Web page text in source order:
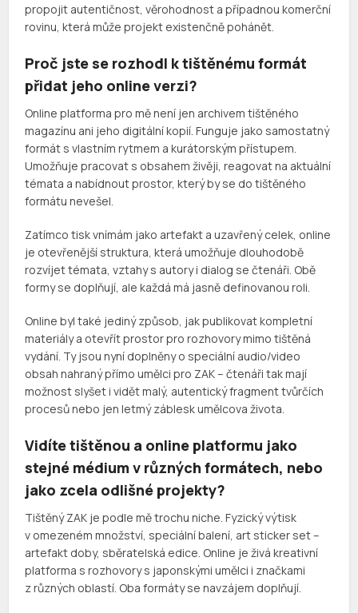
propojit autentičnost, věrohodnost a případnou komerční
rovinu, která může projekt existenčně pohánět.
Proč jste se rozhodl k tištěnému formát
přidat jeho online verzi?
Online platforma pro mě není jen archivem tištěného
magazínu ani jeho digitální kopií. Funguje jako samostatný
formát s vlastním rytmem a kurátorským přístupem.
Umožňuje pracovat s obsahem živěji, reagovat na aktuální
témata a nabídnout prostor, který by se do tištěného
formátu nevešel.
Zatímco tisk vnímám jako artefakt a uzavřený celek, online
je otevřenější struktura, která umožňuje dlouhodobě
rozvíjet témata, vztahy s autory i dialog se čtenáři. Obě
formy se doplňují, ale každá má jasně definovanou roli.
Online byl také jediný způsob, jak publikovat kompletní
materiály a otevřít prostor pro rozhovory mimo tištěná
vydání. Ty jsou nyní doplněny o speciální audio/video
obsah nahraný přímo umělci pro ZAK – čtenáři tak mají
možnost slyšet i vidět malý, autentický fragment tvůrčích
procesů nebo jen letmý záblesk umělcova života.
Vidíte tištěnou a online platformu jako
stejné médium v různých formátech, nebo
jako zcela odlišné projekty?
Tištěný ZAK je podle mě trochu niche. Fyzický výtisk
v omezeném množství, speciální balení, art sticker set –
artefakt doby, sběratelská edice. Online je živá kreativní
platforma s rozhovory s japonskými umělci i značkami
z různých oblastí. Oba formáty se navzájem doplňují.